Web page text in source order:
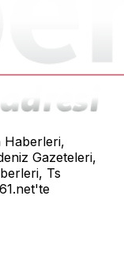
Haberleri,
Gazeteleri,
Ts